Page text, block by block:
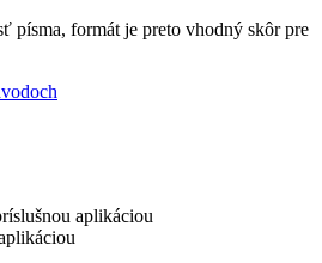
písma, formát je preto vhodný skôr pre
aplikáciou